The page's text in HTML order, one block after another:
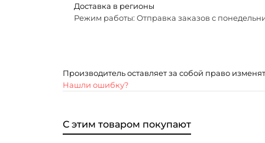
Доставка в регионы
Режим работы: Отправка заказов с
Производитель оставляет за собой право
Нашли ошибку?
С этим товаром покупают